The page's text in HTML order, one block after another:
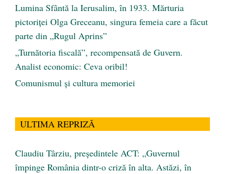
Lumina Sfântă la Ierusalim, în 1933. Mărturia
pictoriței Olga Greceanu, singura femeia care a făcut
parte din „Rugul Aprins”
„Turnătoria fiscală”, recompensată de Guvern.
Analist economic: Ceva oribil!
Comunismul şi cultura memoriei
ULTIMA REPRIZĂ
Claudiu Târziu, președintele ACT: „Guvernul
împinge România dintr-o criză în alta. Astăzi, în